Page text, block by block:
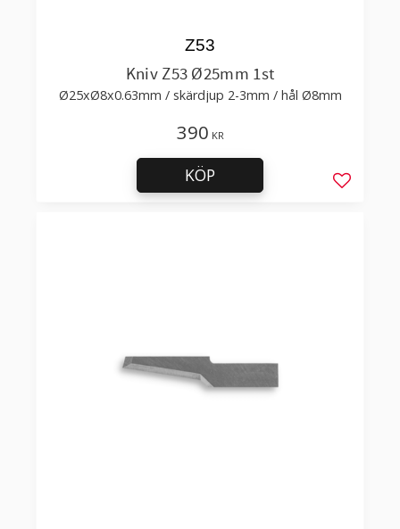
Kniv Z53 Ø25mm 1st
Ø25xØ8x0.63mm / skärdjup 2-3mm / hål Ø8mm
Z53
390 KR
Lägg till
KÖP